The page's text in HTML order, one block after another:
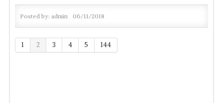
Posted by: admin 06/11/2018
1 2 3 4 5 144